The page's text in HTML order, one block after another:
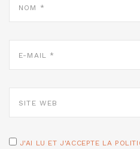
MAIL
WEB
J'AI LU ET J'ACCEPTE LA